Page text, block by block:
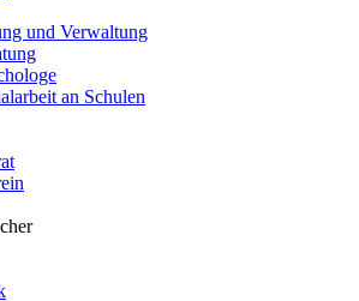
und Verwaltung
an Schulen